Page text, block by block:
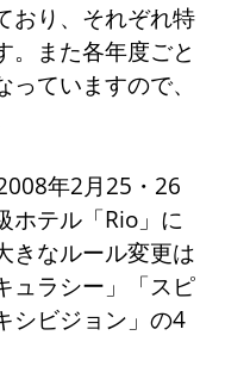
おり、それぞれ特
。また各年度ごと
ていますので、
年2月25・26
ホテル「Rio」に
きなルール変更は
ュラシー」「スピ
シビジョン」の4